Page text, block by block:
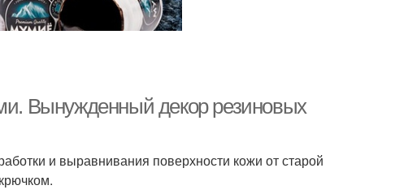
Вынужденный декор резиновых
и выравнивания поверхности кожи от старой